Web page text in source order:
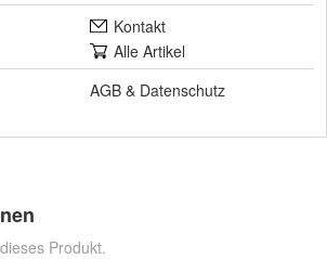
Kontakt
Alle Artikel
AGB & Datenschutz
Produkt.